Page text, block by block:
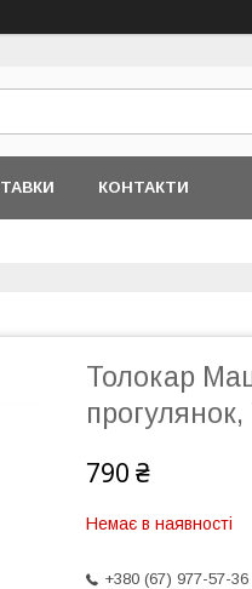
КОНТАКТИ
Толокар
790 ₴
Немає в наявності
+380 (67) 977-57-36